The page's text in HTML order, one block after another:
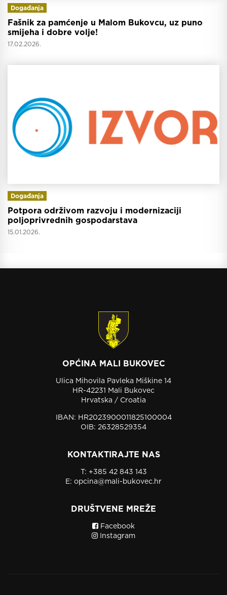
Događanja
Fašnik za pamćenje u Malom Bukovcu, uz puno
smijeha i dobre volje!
17.02.2026.
Događanja
Potpora održivom razvoju i modernizaciji
poljoprivrednih gospodarstava
15.01.2026.
OPĆINA MALI BUKOVEC
Ulica Mihovila Pavleka Miškine 14
HR-42231 Mali Bukovec
Hrvatska / Croatia
IBAN: HR2023900011825100004
OIB: 26328529354
KONTAKTIRAJTE NAS
T: +385 42 843 143
E: opcina@mali-bukovec.hr
DRUŠTVENE MREŽE
Facebook
Instagram